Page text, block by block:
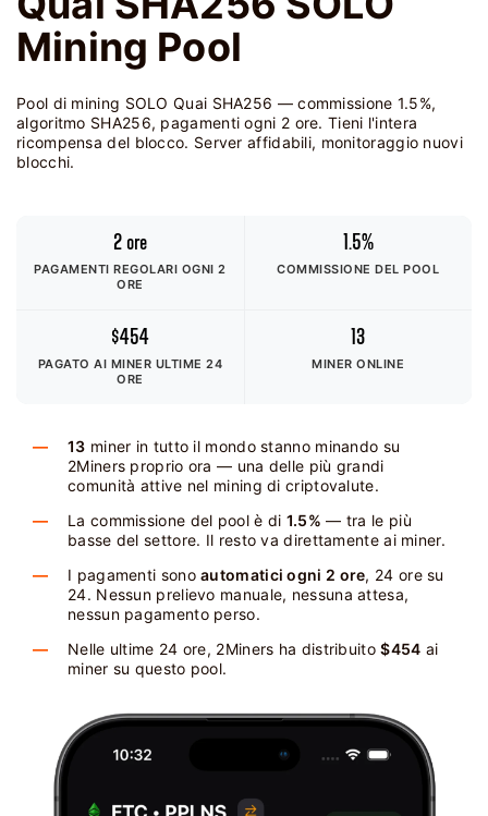
Mining Pool
Pool di mining SOLO Quai SHA256 — commissione 1.5%,
algoritmo SHA256, pagamenti ogni 2 ore. Tieni l'intera
ricompensa del blocco. Server affidabili, monitoraggio nuovi
blocchi.
2 ore
PAGAMENTI REGOLARI OGNI 2
ORE
1.5%
COMMISSIONE DEL POOL
$454
PAGATO AI MINER ULTIME 24
ORE
13
MINER ONLINE
13 miner in tutto il mondo stanno minando su
2Miners proprio ora — una delle più grandi
comunità attive nel mining di criptovalute.
La commissione del pool è di 1.5% — tra le più
basse del settore. Il resto va direttamente ai miner.
I pagamenti sonoautomatici ogni 2 ore, 24 ore su
24. Nessun prelievo manuale, nessuna attesa,
nessun pagamento perso.
Nelle ultime 24 ore, 2Miners ha distribuito$454 ai
miner su questo pool.